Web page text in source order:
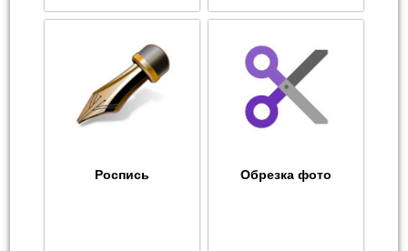
Роспись Обрезка фото